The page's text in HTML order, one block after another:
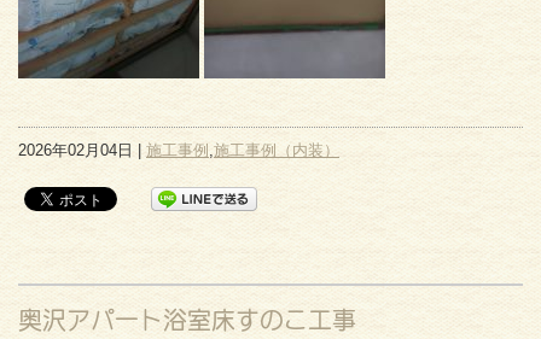
2026年02月04日 |施工事例 ,施工事例（内装）
奥沢アパート浴室床すのこ工事